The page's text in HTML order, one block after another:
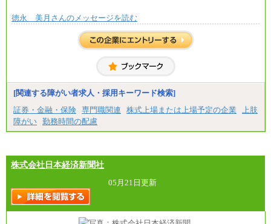
徳永 美月さんのメッセージを読む
[関連する障がい者求人・採用キーワード検索]
証券・金融・保険 専門職関連 株式上場または上場予定の企業
上肢
障がい 勤務時間の配慮
株式会社日本経済新聞社
05月21日更新